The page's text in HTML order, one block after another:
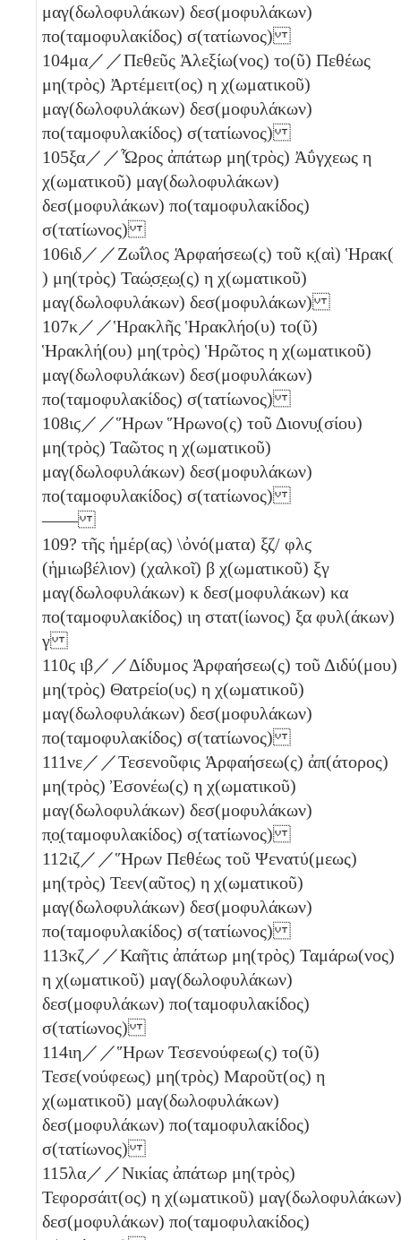
μαγ(δωλοφυλάκων) δεσ(μοφυλάκων)
πο(ταμοφυλακίδος) σ(τατίωνος)
104μα／／Πεθεῦς Ἀλεξίω(νος) το(ῦ) Πεθέως
μη(τρὸς) Ἀρτέμειτ(ος) η χ(ωματικοῦ)
μαγ(δωλοφυλάκων) δεσ(μοφυλάκων)
πο(ταμοφυλακίδος) σ(τατίωνος)
105ξα／／Ὧρος ἀπάτωρ μη(τρὸς) Ἀΰγχεως η
χ(ωματικοῦ) μαγ(δωλοφυλάκων)
δεσ(μοφυλάκων) πο(ταμοφυλακίδος)
σ(τατίωνος)
106ιδ／／Ζωΐλος Ἁρφαήσεω(ς) τοῦ κ̣(αὶ) Ἡρακ(
) μη(τρὸς) Ταώ̣σ̣ε̣ω̣(ς) η χ(ωματικοῦ)
μαγ(δωλοφυλάκων) δεσ(μοφυλάκων)
107κ ／／Ἡρακλῆς Ἡρακλήο(υ) το(ῦ)
Ἡρακλή(ου) μη(τρὸς) Ἡρῶτος η χ(ωματικοῦ)
μαγ(δωλοφυλάκων) δεσ(μοφυλάκων)
πο(ταμοφυλακίδος) σ(τατίωνος)
108ιϛ／／Ἥρων Ἥρωνο(ς) τοῦ Διονυ̣(σίου)
μη(τρὸς) Ταῶτος η χ(ωματικοῦ)
μαγ(δωλοφυλάκων) δεσ(μοφυλάκων)
πο(ταμοφυλακίδος) σ(τατίωνος)
——
109? τῆς ἡμέρ(ας) \ὀνό(ματα) ξζ/ φλϛ
(ἡμιωβέλιον) (χαλκοῖ) β χ(ωματικοῦ) ξγ
μαγ(δωλοφυλάκων) κ δεσ(μοφυλάκων) κα
πο(ταμοφυλακίδος) ιη στατ(ίωνος) ξα φυλ(άκων)
γ
110ϛ ιβ／／Δίδυμος Ἁρφαήσεω(ς) τοῦ Διδύ(μου)
μη(τρὸς) Θατρείο(υς) η χ(ωματικοῦ)
μαγ(δωλοφυλάκων) δεσ(μοφυλάκων)
πο(ταμοφυλακίδος) σ(τατίωνος)
111νε／／Τεσενοῦφις Ἁρφαήσεω(ς) ἀπ(άτορος)
μη(τρὸς) Ἐσονέω(ς) η χ(ωματικοῦ)
μαγ(δωλοφυλάκων) δεσ(μοφυλάκων)
π̣ο̣(ταμοφυλακίδος) σ̣(τατίωνος)
112ιζ／／Ἥρων Πεθέως τοῦ Ψενατύ(μεως)
μη(τρὸς) Τεεν(αῦτος) η χ(ωματικοῦ)
μαγ(δωλοφυλάκων) δεσ(μοφυλάκων)
πο(ταμοφυλακίδος) σ(τατίωνος)
113κζ／／Καῆτις ἀπάτωρ μη(τρὸς) Ταμάρω(νος)
η χ(ωματικοῦ) μαγ(δωλοφυλάκων)
δεσ(μοφυλάκων) πο(ταμοφυλακίδος)
σ(τατίωνος)
114ιη ／／Ἥρων Τεσενούφεω(ς) το(ῦ)
Τεσε(νούφεως) μη(τρὸς) Μαροῦτ(ος) η
χ(ωματικοῦ) μαγ(δωλοφυλάκων)
δεσ(μοφυλάκων) πο(ταμοφυλακίδος)
σ(τατίωνος)
115λα／／Νικίας ἀπάτωρ μη(τρὸς)
Τεφορσάιτ(ος) η χ(ωματικοῦ) μαγ(δωλοφυλάκων)
δεσ(μοφυλάκων) πο(ταμοφυλακίδος)